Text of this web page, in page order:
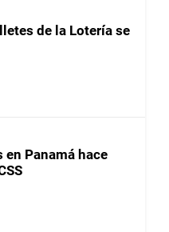
de la Lotería se
en Panamá hace